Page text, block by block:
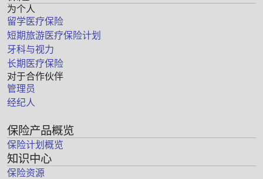
为个人
留学医疗保险
短期旅游医疗保险计划
牙科与视力
长期医疗保险
对于合作伙伴
管理员
经纪人
保险产品概览
保险计划概览
知识中心
保险资源